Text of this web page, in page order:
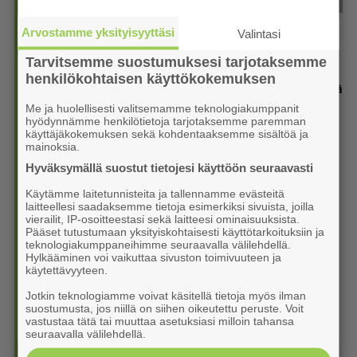
1. Uusi Ota koppi -vihkonen taas jaossa: Kansa­lai­so­piston
syksy on juhlaa ja arjen turvaa
6.8. 15:35
2. Nykyisten uintilippujen voimassaolo päättyy hallin myötä
6.8. 13:00
3. Vasta 11-vuotias monitaituri on myös suuri Lapua-fani
6.8. 11:30
Mäntyharjulla
6.8. 10:55
5. Virkiä vei nimiinsä Vekan pytyn
6.8. 10:30
6. Rakenteet kertovat, miksi remontointi ei ollut enää
vaihtoehto
6.8. 08:40
Arvostamme yksityisyyttäsi Valintasi
Tarvitsemme suostumuksesi tarjotaksemme
henkilökohtaisen käyttökokemuksen
Me ja huolellisesti valitsemamme teknologiakumppanit
hyödynnämme henkilötietoja tarjotaksemme paremman
käyttäjäkokemuksen sekä kohdentaaksemme sisältöä ja
mainoksia.
Hyväksymällä suostut tietojesi käyttöön seuraavasti
Käytämme laitetunnisteita ja tallennamme evästeitä
laitteellesi saadaksemme tietoja esimerkiksi sivuista, joilla
vierailit, IP-osoitteestasi sekä laitteesi ominaisuuksista.
Pääset tutustumaan yksityiskohtaisesti käyttötarkoituksiin ja
teknologiakumppaneihimme seuraavalla välilehdellä.
Hylkääminen voi vaikuttaa sivuston toimivuuteen ja
käytettävyyteen.
Jotkin teknologiamme voivat käsitellä tietoja myös ilman
suostumusta, jos niillä on siihen oikeutettu peruste. Voit
vastustaa tätä tai muuttaa asetuksiasi milloin tahansa
seuraavalla välilehdellä.